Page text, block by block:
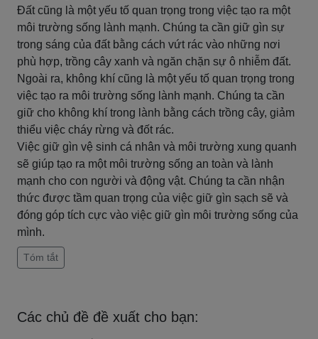
Đất cũng là một yếu tố quan trọng trong việc tạo ra một
môi trường sống lành mạnh. Chúng ta cần giữ gìn sự
trong sáng của đất bằng cách vứt rác vào những nơi
phù hợp, trồng cây xanh và ngăn chặn sự ô nhiễm đất.
Ngoài ra, không khí cũng là một yếu tố quan trọng trong
việc tạo ra môi trường sống lành mạnh. Chúng ta cần
giữ cho không khí trong lành bằng cách trồng cây, giảm
thiểu việc cháy rừng và đốt rác.
Việc giữ gìn vệ sinh cá nhân và môi trường xung quanh
sẽ giúp tạo ra một môi trường sống an toàn và lành
mạnh cho con người và động vật. Chúng ta cần nhận
thức được tầm quan trọng của việc giữ gìn sạch sẽ và
đóng góp tích cực vào việc giữ gìn môi trường sống của
mình.
Tóm tắt
Các chủ đề đề xuất cho bạn: